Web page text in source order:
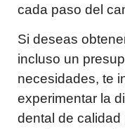
cada paso del
Si deseas
incluso un
necesidades, te
experimentar la
dental de calidad